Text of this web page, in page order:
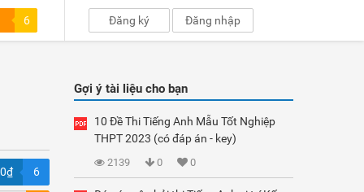
6 Đăng ký Đăng nhập
6
Gợi ý tài liệu cho bạn
10 Đề Thi Tiếng Anh Mẫu Tốt Nghiệp
THPT 2023 (có đáp án - key)
2139 0 0